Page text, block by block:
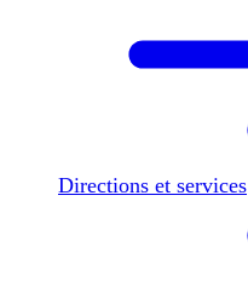
Directions et services